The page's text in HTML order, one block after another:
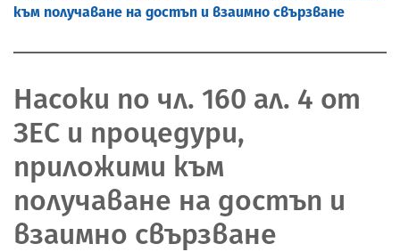
към получаване на достъп и взаимно свързване
Насоки по чл. 160 ал. 4 от
ЗЕС и процедури,
приложими към
получаване на достъп и
взаимно свързване